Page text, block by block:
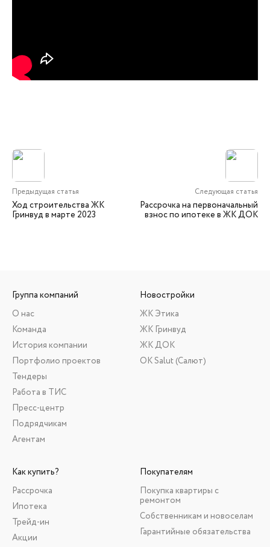
Предыдущая статья
Ход строительства ЖК
Гринвуд в марте 2023
Следующая статья
Рассрочка на первоначальный
взнос по ипотеке в ЖК ДОК
Группа компаний
О нас
Команда
История компании
Портфолио проектов
Тендеры
Работа в ТИС
Пресс-центр
Подрядчикам
Агентам
Новостройки
ЖК Этика
ЖК Гринвуд
ЖК ДОК
ОК Salut (Салют)
Как купить?
Рассрочка
Ипотека
Трейд-ин
Акции
Покупателям
Покупка квартиры с
ремонтом
Собственникам и новоселам
Гарантийные обязательства